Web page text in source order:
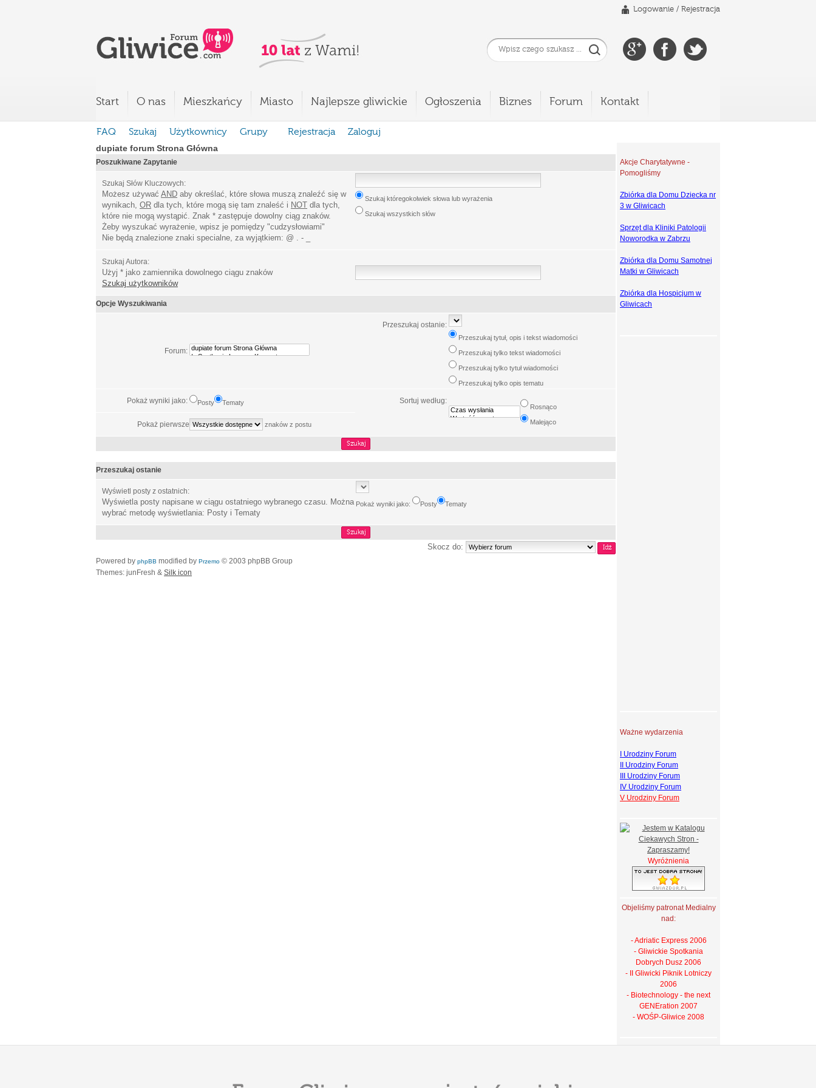
Logowanie / Rejestracja
Start O nas Mieszkańcy Miasto Najlepsze gliwickie Ogłoszenia Biznes Forum Kontakt
FAQ Szukaj Użytkownicy Grupy Rejestracja
Zaloguj
dupiate forum Strona Główna
Poszukiwane Zapytanie
Szukaj Słów Kluczowych:
Możesz używać AND aby określać, które słowa muszą znaleźć się w
wynikach, OR dla tych, które mogą się tam znaleść i NOT dla tych,
które nie mogą wystąpić. Znak * zastępuje dowolny ciąg znaków.
Żeby wyszukać wyrażenie, wpisz je pomiędzy "cudzysłowiami"
Nie będą znalezione znaki specialne, za wyjątkiem: @ . - _
Szukaj któregokolwiek słowa lub wyrażenia
Szukaj wszystkich słów
Szukaj Autora:
Użyj * jako zamiennika dowolnego ciągu znaków
Szukaj użytkowników
Opcje Wyszukiwania
Forum:
Przeszukaj ostanie:
Przeszukaj tytuł, opis i tekst wiadomości
Przeszukaj tylko tekst wiadomości
Przeszukaj tylko tytuł wiadomości
Przeszukaj tylko opis tematu
Pokaż wyniki jako: Posty Tematy Sortuj według:
Rosnąco
Malejąco
Pokaż pierwsze znaków z postu
Przeszukaj ostanie
Wyświetl posty z ostatnich:
Wyświetla posty napisane w ciągu ostatniego wybranego czasu. Można
wybrać metodę wyświetlania: Posty i Tematy
Pokaż wyniki jako: Posty Tematy
Skocz do:
Powered by phpBB modified by Przemo © 2003 phpBB Group
Themes: junFresh & Silk icon
Akcje Charytatywne -
Pomogliśmy
Zbiórka dla Domu Dziecka nr
3 w Gliwicach
Sprzęt dla Kliniki Patologii
Noworodka w Zabrzu
Zbiórka dla Domu Samotnej
Matki w Gliwicach
Zbiórka dla Hospicjum w
Gliwicach
Ważne wydarzenia
I Urodziny Forum
II Urodziny Forum
III Urodziny Forum
IV Urodziny Forum
V Urodziny Forum
Wyróżnienia
Objeliśmy patronat Medialny
nad:
- Adriatic Express 2006
- Gliwickie Spotkania
Dobrych Dusz 2006
- II Gliwicki Piknik Lotniczy
2006
- Biotechnology - the next
GENEration 2007
- WOŚP-Gliwice 2008